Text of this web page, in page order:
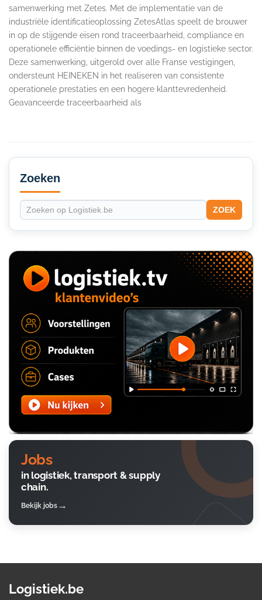
samenwerking met Zetes. Met de implementatie van de
industriële identificatieoplossing ZetesAtlas speelt de brouwer
in op de stijgende eisen rond traceerbaarheid, compliance en
operationele efficiëntie binnen de voedings- en logistieke sector.
Deze samenwerking, uitgerold over alle Franse vestigingen,
ondersteunt HEINEKEN in het realiseren van consistente
operationele prestaties en een hogere klanttevredenheid.
Geavanceerde traceerbaarheid als
Secondary
Sidebar
Zoeken
ZOEK
Jobs
in logistiek, transport & supply
chain.
Bekijk jobs
Logistiek.be